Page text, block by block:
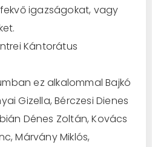
igazságokat, vagy
Kántorátus
ez alkalommal Bajkó
Gizella, Bérczesi Dienes
Dénes Zoltán, Kovács
Márvány Miklós,